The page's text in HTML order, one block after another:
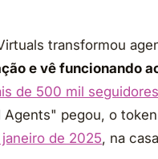
transformou
e vê funcionando
de 500 mil
Agents" pegou, o
de 2025, na